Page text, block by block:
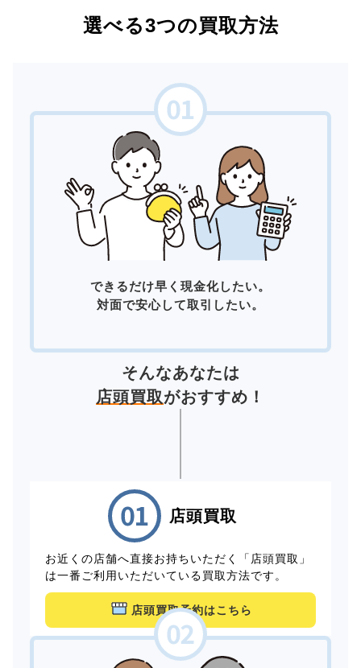
選べる3つの買取方法
できるだけ早く現金化したい。
対面で安心して取引したい。
そんなあなたは
店頭買取がおすすめ！
店頭買取
お近くの店舗へ直接お持ちいただく「店頭買取」
は一番ご利用いただいている買取方法です。
店頭買取予約はこちら